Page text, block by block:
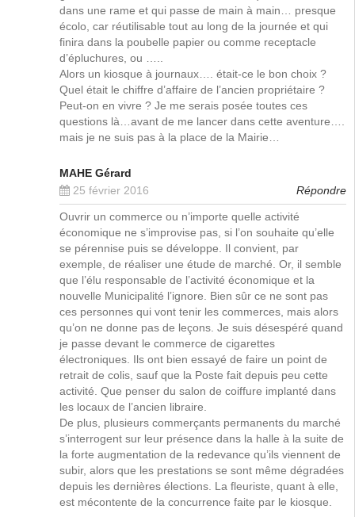
dans une rame et qui passe de main à main… presque
écolo, car réutilisable tout au long de la journée et qui
finira dans la poubelle papier ou comme receptacle
d’épluchures, ou …..
Alors un kiosque à journaux…. était-ce le bon choix ?
Quel était le chiffre d’affaire de l’ancien propriétaire ?
Peut-on en vivre ? Je me serais posée toutes ces
questions là…avant de me lancer dans cette aventure….
mais je ne suis pas à la place de la Mairie…
MAHE Gérard
25 février 2016
Répondre
Ouvrir un commerce ou n’importe quelle activité
économique ne s’improvise pas, si l’on souhaite qu’elle
se pérennise puis se développe. Il convient, par
exemple, de réaliser une étude de marché. Or, il semble
que l’élu responsable de l’activité économique et la
nouvelle Municipalité l’ignore. Bien sûr ce ne sont pas
ces personnes qui vont tenir les commerces, mais alors
qu’on ne donne pas de leçons. Je suis désespéré quand
je passe devant le commerce de cigarettes
électroniques. Ils ont bien essayé de faire un point de
retrait de colis, sauf que la Poste fait depuis peu cette
activité. Que penser du salon de coiffure implanté dans
les locaux de l’ancien libraire.
De plus, plusieurs commerçants permanents du marché
s’interrogent sur leur présence dans la halle à la suite de
la forte augmentation de la redevance qu’ils viennent de
subir, alors que les prestations se sont même dégradées
depuis les dernières élections. La fleuriste, quant à elle,
est mécontente de la concurrence faite par le kiosque.